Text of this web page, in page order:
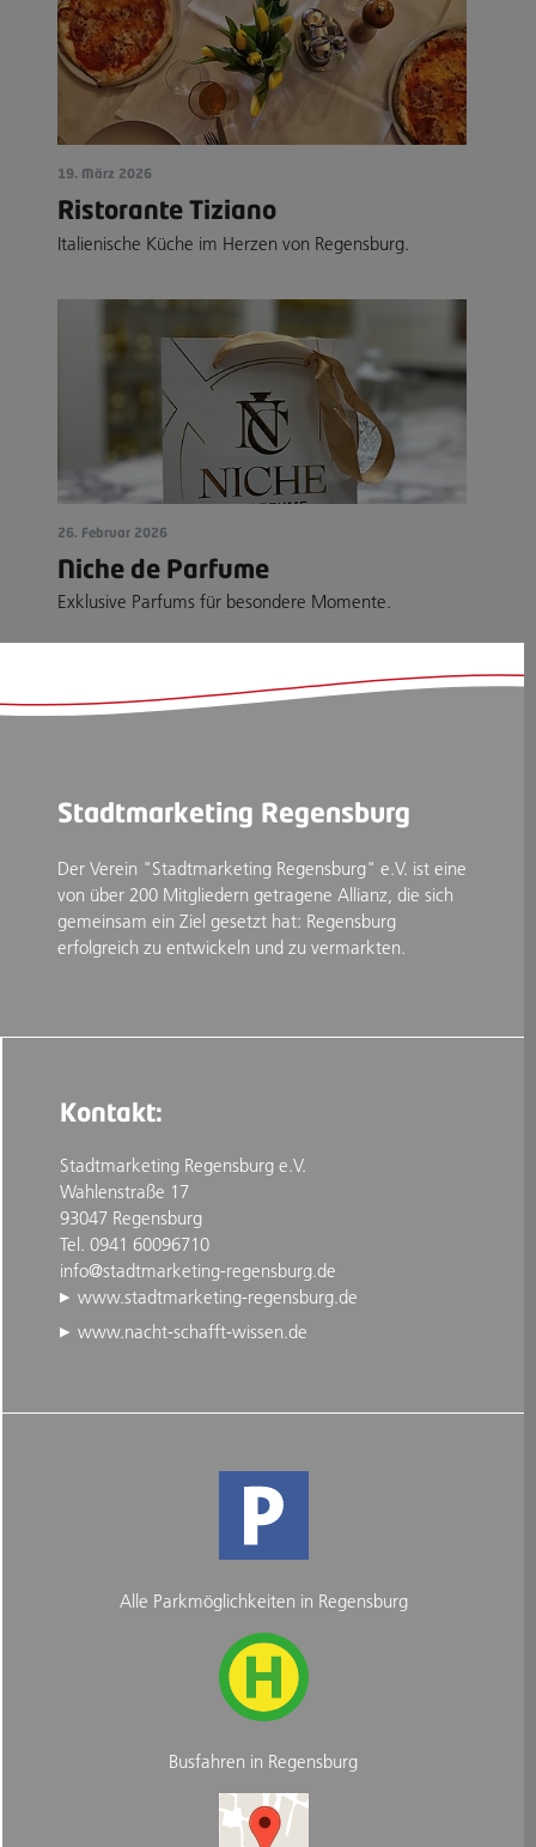
19. März 2026
Ristorante Tiziano
Italienische Küche im Herzen von Regensburg.
26. Februar 2026
Niche de Parfume
Exklusive Parfums für besondere Momente.
Stadtmarketing Regensburg
Der Verein "Stadtmarketing Regensburg" e.V. ist eine
von über 200 Mitgliedern getragene Allianz, die sich
gemeinsam ein Ziel gesetzt hat: Regensburg
erfolgreich zu entwickeln und zu vermarkten.
Kontakt:
Stadtmarketing Regensburg e.V.
Wahlenstraße 17
93047 Regensburg
Tel. 0941 60096710
info@stadtmarketing-regensburg.de
www.stadtmarketing-regensburg.de
www.nacht-schafft-wissen.de
Alle Parkmöglichkeiten in Regensburg
Busfahren in Regensburg